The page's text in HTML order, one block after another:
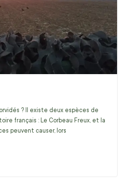
? Il existe deux espèces de
français : Le Corbeau Freux, et la
peuvent causer, lors